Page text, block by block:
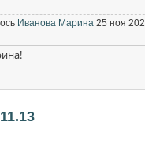
Иванова Марина 25 ноя